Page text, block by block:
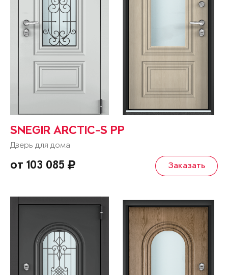
SNEGIR ARCTIC-S PP
Дверь для дома
от 103 085 Заказать